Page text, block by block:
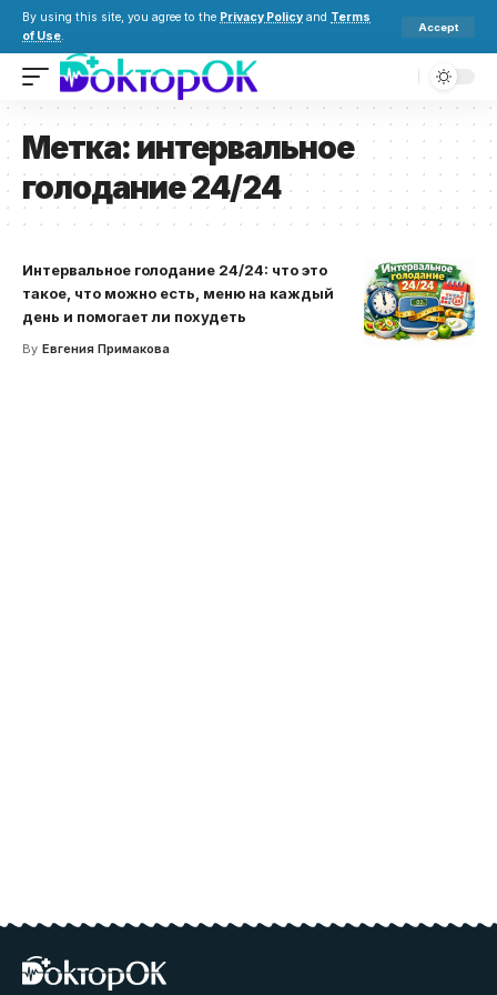
By using this site, you agree to the Privacy Policy and Terms
of Use.
Accept
Метка: интервальное
голодание 24/24
Интервальное голодание 24/24: что это
такое, что можно есть, меню на каждый
день и помогает ли похудеть
By Евгения Примакова